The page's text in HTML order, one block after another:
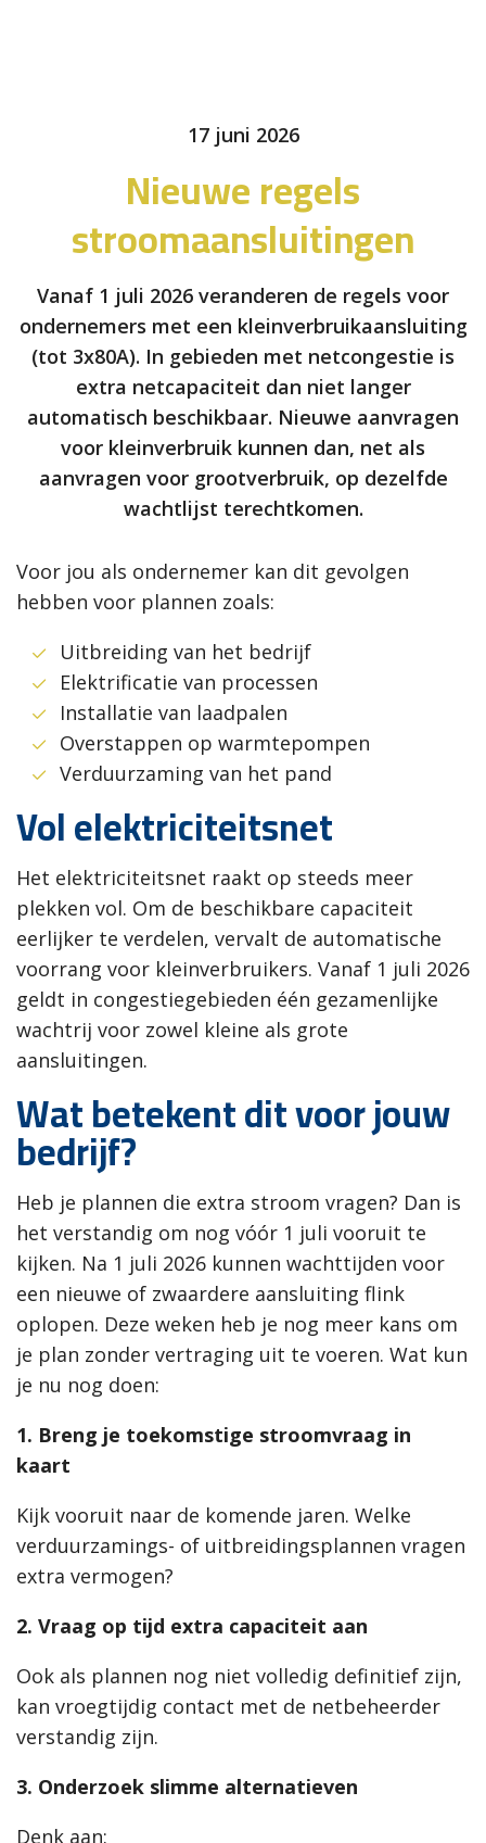
17 juni 2026
Nieuwe regels
stroomaansluitingen
Vanaf 1 juli 2026 veranderen de regels voor
ondernemers met een kleinverbruikaansluiting
(tot 3x80A). In gebieden met netcongestie is
extra netcapaciteit dan niet langer
automatisch beschikbaar. Nieuwe aanvragen
voor kleinverbruik kunnen dan, net als
aanvragen voor grootverbruik, op dezelfde
wachtlijst terechtkomen.
Voor jou als ondernemer kan dit gevolgen
hebben voor plannen zoals:
Uitbreiding van het bedrijf
Elektrificatie van processen
Installatie van laadpalen
Overstappen op warmtepompen
Verduurzaming van het pand
Vol elektriciteitsnet
Het elektriciteitsnet raakt op steeds meer
plekken vol. Om de beschikbare capaciteit
eerlijker te verdelen, vervalt de automatische
voorrang voor kleinverbruikers. Vanaf 1 juli 2026
geldt in congestiegebieden één gezamenlijke
wachtrij voor zowel kleine als grote
aansluitingen.
Wat betekent dit voor jouw
bedrijf?
Heb je plannen die extra stroom vragen? Dan is
het verstandig om nog vóór 1 juli vooruit te
kijken. Na 1 juli 2026 kunnen wachttijden voor
een nieuwe of zwaardere aansluiting flink
oplopen. Deze weken heb je nog meer kans om
je plan zonder vertraging uit te voeren. Wat kun
je nu nog doen:
1. Breng je toekomstige stroomvraag in
kaart
Kijk vooruit naar de komende jaren. Welke
verduurzamings- of uitbreidingsplannen vragen
extra vermogen?
2. Vraag op tijd extra capaciteit aan
Ook als plannen nog niet volledig definitief zijn,
kan vroegtijdig contact met de netbeheerder
verstandig zijn.
3. Onderzoek slimme alternatieven
Denk aan: